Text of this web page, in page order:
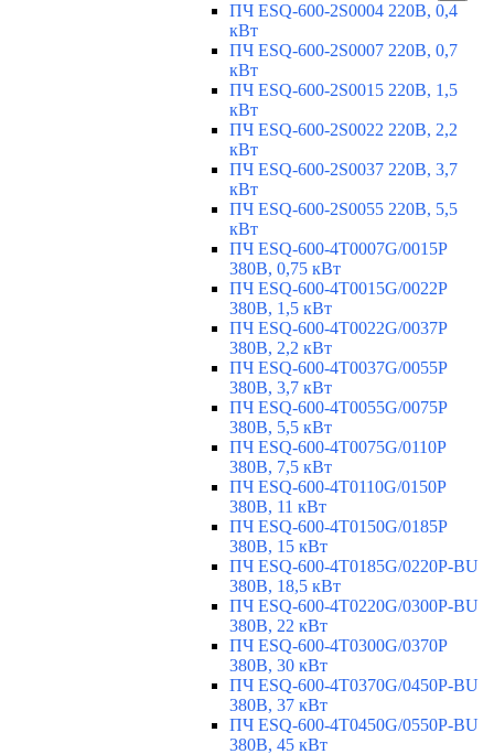
ПЧ ESQ-600-2S0004 220В, 0,4
кВт
ПЧ ESQ-600-2S0007 220В, 0,7
кВт
ПЧ ESQ-600-2S0015 220В, 1,5
кВт
ПЧ ESQ-600-2S0022 220В, 2,2
кВт
ПЧ ESQ-600-2S0037 220В, 3,7
кВт
ПЧ ESQ-600-2S0055 220В, 5,5
кВт
ПЧ ESQ-600-4T0007G/0015P
380В, 0,75 кВт
ПЧ ESQ-600-4T0015G/0022P
380В, 1,5 кВт
ПЧ ESQ-600-4T0022G/0037P
380В, 2,2 кВт
ПЧ ESQ-600-4T0037G/0055P
380В, 3,7 кВт
ПЧ ESQ-600-4T0055G/0075P
380В, 5,5 кВт
ПЧ ESQ-600-4T0075G/0110P
380В, 7,5 кВт
ПЧ ESQ-600-4T0110G/0150P
380В, 11 кВт
ПЧ ESQ-600-4T0150G/0185P
380В, 15 кВт
ПЧ ESQ-600-4T0185G/0220P-BU
380В, 18,5 кВт
ПЧ ESQ-600-4T0220G/0300P-BU
380В, 22 кВт
ПЧ ESQ-600-4T0300G/0370P
380В, 30 кВт
ПЧ ESQ-600-4T0370G/0450P-BU
380В, 37 кВт
ПЧ ESQ-600-4T0450G/0550P-BU
380В, 45 кВт